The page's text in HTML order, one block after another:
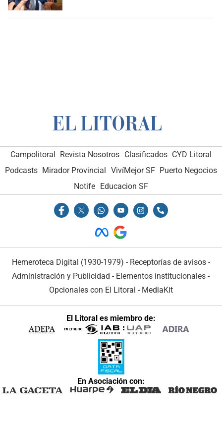
Campolitoral Revista Nosotros Clasificados CYD Litoral
Podcasts Mirador Provincial VivíMejor SF Puerto Negocios
Notife Educacion SF
Hemeroteca Digital (1930-1979) - Receptorías de avisos -
Administración y Publicidad - Elementos institucionales -
Opcionales con El Litoral - MediaKit
El Litoral es miembro de:
En Asociación con: